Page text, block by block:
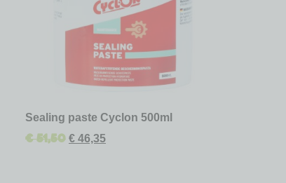
Sealing paste Cyclon 500ml
€51,50 € 46,35